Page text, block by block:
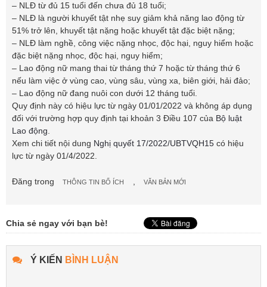
– NLĐ từ đủ 15 tuổi đến chưa đủ 18 tuổi;
– NLĐ là người khuyết tật nhẹ suy giảm khả năng lao động từ
51% trở lên, khuyết tật nặng hoặc khuyết tật đặc biệt nặng;
– NLĐ làm nghề, công việc nặng nhọc, độc hại, nguy hiểm hoặc
đặc biệt nặng nhọc, độc hại, nguy hiểm;
– Lao động nữ mang thai từ tháng thứ 7 hoặc từ tháng thứ 6
nếu làm việc ở vùng cao, vùng sâu, vùng xa, biên giới, hải đảo;
– Lao động nữ đang nuôi con dưới 12 tháng tuổi.
Quy định này có hiệu lực từ ngày 01/01/2022 và không áp dụng
đối với trường hợp quy định tại khoản 3 Điều 107 của Bộ luật
Lao động.
Xem chi tiết nội dung Nghị quyết 17/2022/UBTVQH15 có hiệu
lực từ ngày 01/4/2022.
Đăng trong THÔNG TIN BỔ ÍCH , VĂN BẢN MỚI
Chia sẻ ngay với bạn bè!
Ý KIẾN BÌNH LUẬN